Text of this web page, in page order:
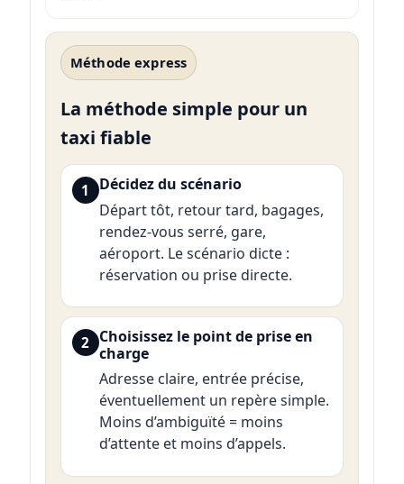
Méthode express
La méthode simple pour un
taxi fiable
1
Décidez du scénario
Départ tôt, retour tard, bagages,
rendez-vous serré, gare,
aéroport. Le scénario dicte :
réservation ou prise directe.
2 Choisissez le point de prise en
charge
Adresse claire, entrée précise,
éventuellement un repère simple.
Moins d’ambiguïté = moins
d’attente et moins d’appels.